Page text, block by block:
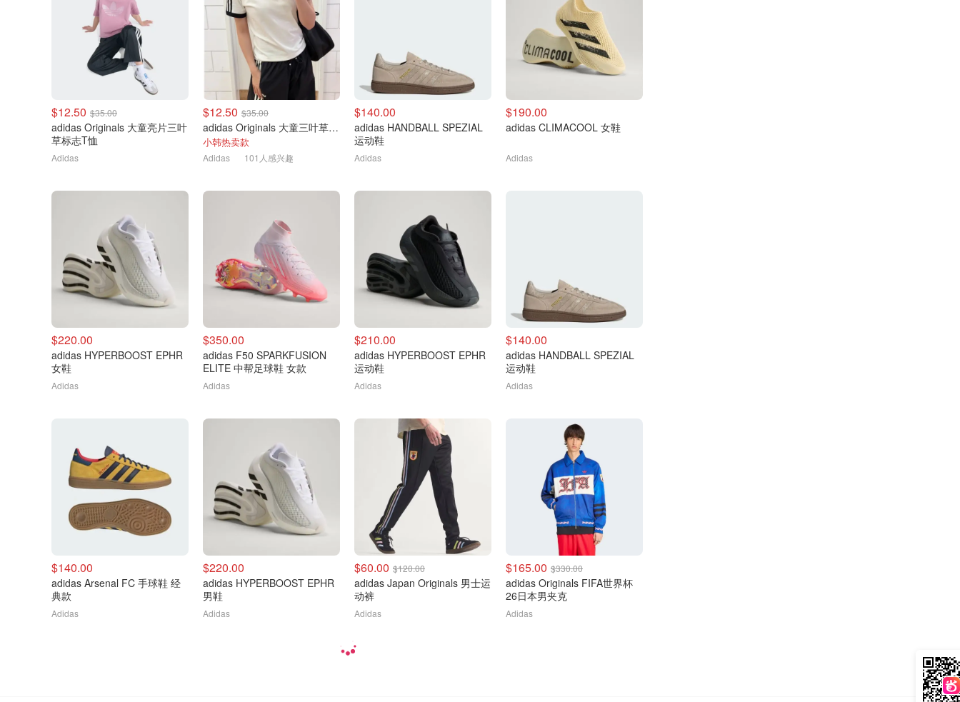
$12.50 $35.00
adidas Originals 大童亮片三叶
草标志T恤
Adidas
$12.50 $35.00
adidas Originals 大童三叶草T恤
小韩热卖款
Adidas 101人感兴趣
$140.00
adidas HANDBALL SPEZIAL
运动鞋
Adidas
$190.00
adidas CLIMACOOL 女鞋
Adidas
$220.00
adidas HYPERBOOST EPHR
女鞋
Adidas
$350.00
adidas F50 SPARKFUSION
ELITE 中帮足球鞋 女款
Adidas
$210.00
adidas HYPERBOOST EPHR
运动鞋
Adidas
$140.00
adidas HANDBALL SPEZIAL
运动鞋
Adidas
$140.00
adidas Arsenal FC 手球鞋 经
典款
Adidas
$220.00
adidas HYPERBOOST EPHR
男鞋
Adidas
$60.00 $120.00
adidas Japan Originals 男士运
动裤
Adidas
$165.00 $330.00
adidas Originals FIFA世界杯
26日本男夹克
Adidas